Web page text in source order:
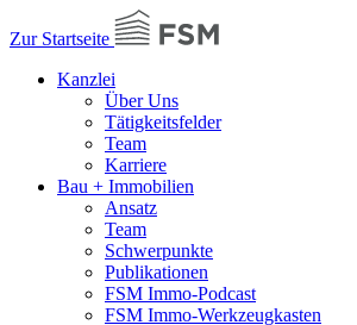
Zur Startseite
Kanzlei
Über Uns
Tätigkeitsfelder
Team
Karriere
Bau + Immobilien
Ansatz
Team
Schwerpunkte
Publikationen
FSM Immo-Podcast
FSM Immo-Werkzeugkasten